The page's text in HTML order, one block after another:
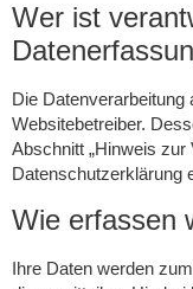
Wer ist
Die Datenverarbeitung
Websitebetreiber.
Abschnitt „Hinweis zur
Datenschutzerklärung
Wie erfassen
Ihre Daten werden